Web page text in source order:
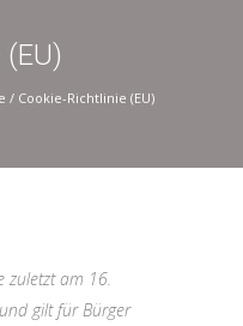
/ Cookie-Richtlinie (EU)
zuletzt am 16.
gilt für Bürger